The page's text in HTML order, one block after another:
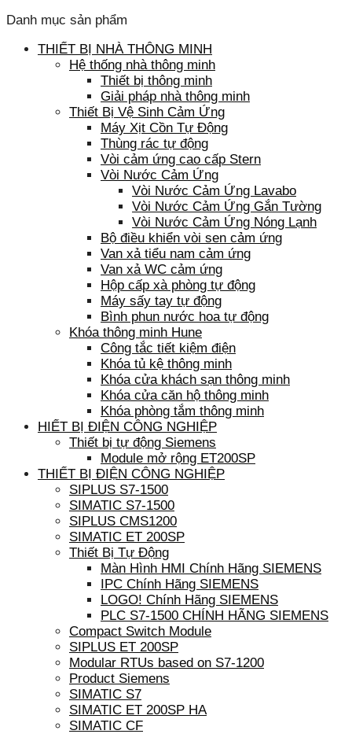
Danh mục sản phẩm
THIẾT BỊ NHÀ THÔNG MINH
Hệ thống nhà thông minh
Thiết bị thông minh
Giải pháp nhà thông minh
Thiết Bị Vệ Sinh Cảm Ứng
Máy Xịt Cồn Tự Động
Thùng rác tự động
Vòi cảm ứng cao cấp Stern
Vòi Nước Cảm Ứng
Vòi Nước Cảm Ứng Lavabo
Vòi Nước Cảm Ứng Gắn Tường
Vòi Nước Cảm Ứng Nóng Lạnh
Bộ điều khiển vòi sen cảm ứng
Van xả tiểu nam cảm ứng
Van xả WC cảm ứng
Hộp cấp xà phòng tự động
Máy sấy tay tự động
Bình phun nước hoa tự động
Khóa thông minh Hune
Công tắc tiết kiệm điện
Khóa tủ kệ thông minh
Khóa cửa khách sạn thông minh
Khóa cửa căn hộ thông minh
Khóa phòng tắm thông minh
HIẾT BỊ ĐIỆN CÔNG NGHIỆP
Thiết bị tự động Siemens
Module mở rộng ET200SP
THIẾT BỊ ĐIỆN CÔNG NGHIỆP
SIPLUS S7-1500
SIMATIC S7-1500
SIPLUS CMS1200
SIMATIC ET 200SP
Thiết Bị Tự Động
Màn Hình HMI Chính Hãng SIEMENS
IPC Chính Hãng SIEMENS
LOGO! Chính Hãng SIEMENS
PLC S7-1500 CHÍNH HÃNG SIEMENS
Compact Switch Module
SIPLUS ET 200SP
Modular RTUs based on S7-1200
Product Siemens
SIMATIC S7
SIMATIC ET 200SP HA
SIMATIC CF